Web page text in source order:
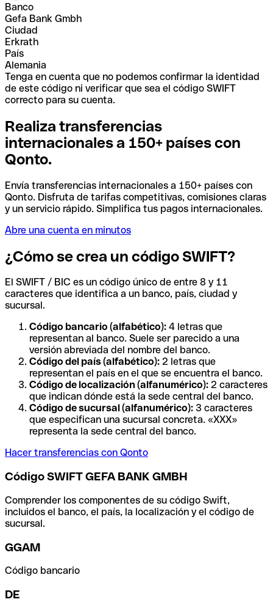
Banco
Gefa Bank Gmbh
Ciudad
Erkrath
País
Alemania
Tenga en cuenta que no podemos confirmar la identidad
de este código ni verificar que sea el código SWIFT
correcto para su cuenta.
Realiza transferencias
internacionales a 150+ países con
Qonto.
Envía transferencias internacionales a 150+ países con
Qonto. Disfruta de tarifas competitivas, comisiones claras
y un servicio rápido. Simplifica tus pagos internacionales.
Abre una cuenta en minutos
¿Cómo se crea un código SWIFT?
El SWIFT / BIC es un código único de entre 8 y 11
caracteres que identifica a un banco, país, ciudad y
sucursal.
Código bancario (alfabético): 4 letras que
representan al banco. Suele ser parecido a una
versión abreviada del nombre del banco.
Código del país (alfabético): 2 letras que
representan el país en el que se encuentra el banco.
Código de localización (alfanumérico): 2 caracteres
que indican dónde está la sede central del banco.
Código de sucursal (alfanumérico): 3 caracteres
que especifican una sucursal concreta. «XXX»
representa la sede central del banco.
Hacer transferencias con Qonto
Código SWIFT GEFA BANK GMBH
Comprender los componentes de su código Swift,
incluidos el banco, el país, la localización y el código de
sucursal.
GGAM
Código bancario
DE